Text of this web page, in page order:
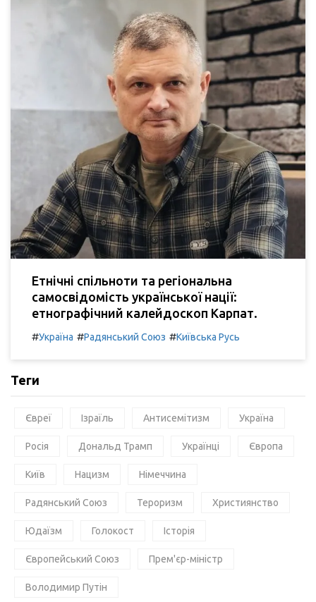
Етнічні спільноти та регіональна
самосвідомість української нації:
етнографічний калейдоскоп Карпат.
#Україна #Радянський Союз #Київська Русь
Теги
Євреї Ізраїль Антисемітизм Україна
Росія Дональд Трамп Українці Європа
Київ Нацизм Німеччина
Радянський Союз Тероризм Християнство
Юдаїзм Голокост Історія
Європейський Союз Прем'єр-міністр
Володимир Путін